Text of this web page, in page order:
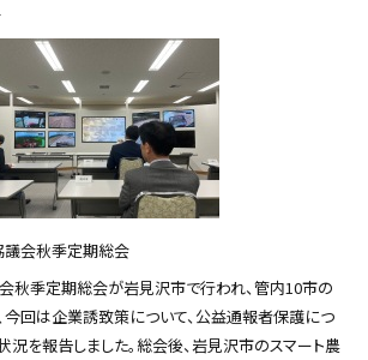
会秋季定期総会
秋季定期総会が岩見沢市で行われ、管内10市の
今回は企業誘致策について、公益通報者保護につ
を報告しました。総会後、岩見沢市のスマート農